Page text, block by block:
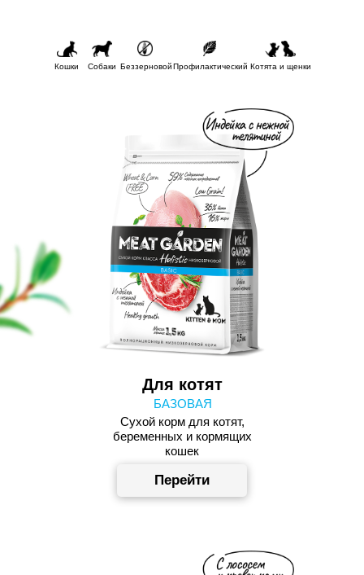
Кошки Собаки БеззерновойПрофилактический Котята и щенки
Для котят
Сухой корм для котят,
беременных и кормящих
кошек
БАЗОВАЯ
Перейти